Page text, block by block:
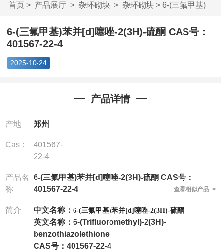
首页> 产品展厅> 杂环砌块> 杂环砌块> 6-(三氟甲基)
苯并[d]噻唑-2(3H...
6-(三氟甲基)苯并[d]噻唑-2(3H)-硫酮 CAS号：
401567-22-4
2025-10-24
产品详情
产地 郑州
Cas：
401567-
22-4
产品名
称
6-(三氟甲基)苯并[d]噻唑-2(3H)-硫酮 CAS号：
401567-22-4
查看相似产品 >
简介 中文名称： 6-(三氟甲基)苯并[d]噻唑-2(3H)-硫酮
英文名称： 6-(Trifluoromethyl)-2(3H)-
benzothiazolethione
CAS号： 401567-22-4